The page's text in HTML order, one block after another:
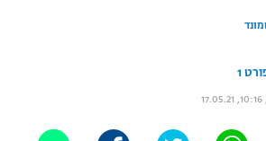
פודקאסט
1